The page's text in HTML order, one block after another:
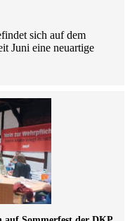
sich auf dem
Juni eine neuartige